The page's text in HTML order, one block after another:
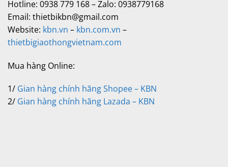
Hotline: 0938 779 168 – Zalo: 0938779168
Email: thietbikbn@gmail.com
Website: kbn.vn – kbn.com.vn –
thietbigiaothongvietnam.com
Mua hàng Online:
1/ Gian hàng chính hãng Shopee – KBN
2/ Gian hàng chính hãng Lazada – KBN